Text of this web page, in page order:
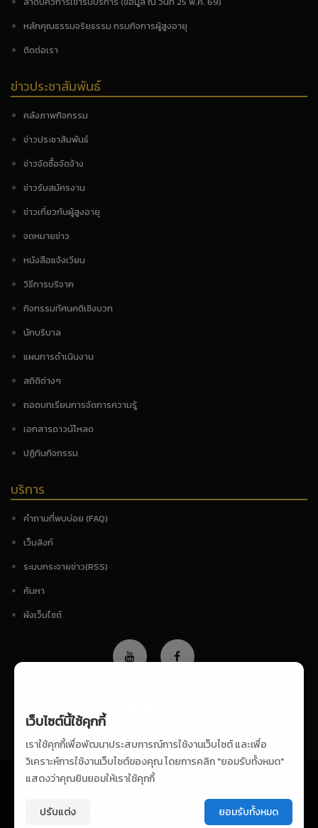
หลักคุณธรรมจริยธรรม กรมกิจการผู้สูงอายุ
ติดต่อเรา
ข่าวประชาสัมพันธ์
คลังภาพกิจกรรม
ข่าวประชาสัมพันธ์
ข่าวจัดซื้อจัดจ้าง
ข่าวรับสมัครงาน
ข่าวเกี่ยวกับผู้สูงอายุ
จดหมายข่าว
หนังสือแจ้งเวียน
วิธีการบริจาค
กิจกรรมทัศนคติเชิงบวก
นักบริบาล
แผนการดำเนินงาน
สถิติต่างๆ
ถอดบทเรียนการจัดการความรู้
เอกสารดาวน์โหลด
ปฏิทินกิจกรรม
บริการ
คำถามที่พบบ่อย (FAQ)
เว็บลิงก์
ระบบกระจายข่าว(RSS)
ค้นหา
ผังเว็บไซต์
นโยบายเว็บไซต์
จำนวนผู้เข้าชมเว็บไซต์ วันนี้ : 199 เดือนนี้ : 1,948 ปีนี้ : 56,104
เว็บไซต์นี้ใช้คุกกี้
เราใช้คุกกี้เพื่อพัฒนาประสบการณ์การใช้งานเว็บไซต์ และเพื่อ
วิเคราะห์การใช้งานเว็บไซต์ของคุณ โดยการคลิก "ยอมรับทั้งหมด"
แสดงว่าคุณยินยอมให้เราใช้คุกกี้
ปรับแต่ง ยอมรับทั้งหมด